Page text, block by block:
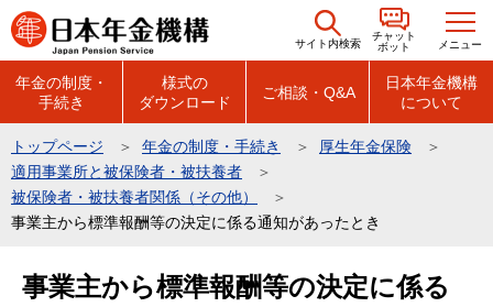
こ
の
の
先
頭
サイト内検索
チャット
ボット
メニュー
年金の制度・
手続き
様式の
ダウンロード
ご相談・Q&A
日本年金機構
について
トップページ 年金の制度・手続き
厚生年金保険
適用事業所と被保険者・被扶養者
被保険者・被扶養者関係（その他）
事業主から標準報酬等の決定に係る通知があったとき
事業主から標準報酬等の決定に係る